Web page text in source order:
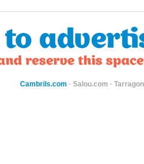
Cambrils.com · Salou.com ·